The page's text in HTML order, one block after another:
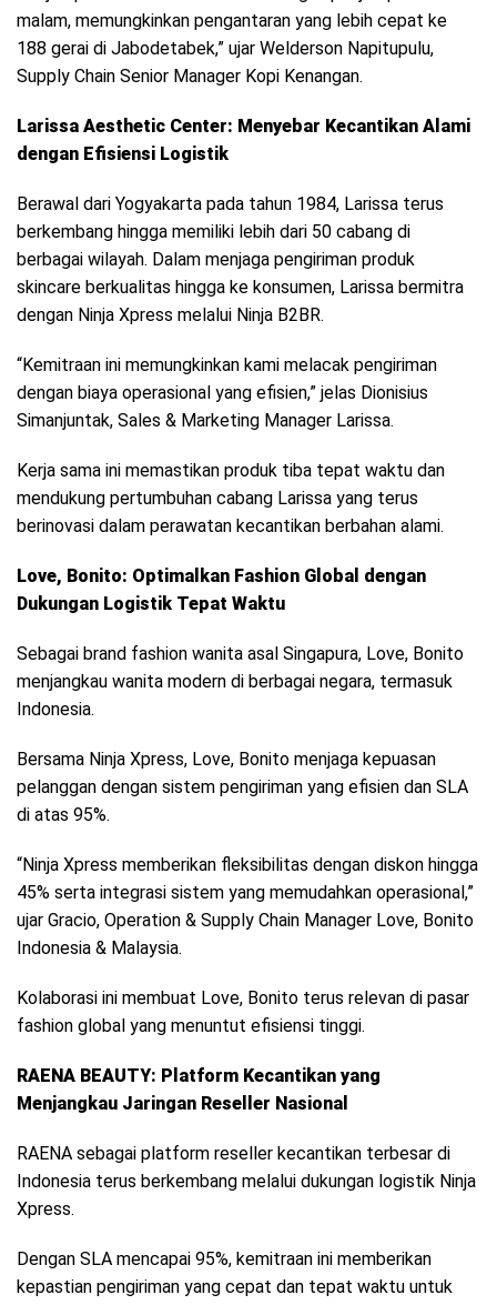
malam, memungkinkan pengantaran yang lebih cepat ke
188 gerai di Jabodetabek,” ujar Welderson Napitupulu,
Supply Chain Senior Manager Kopi Kenangan.
Larissa Aesthetic Center: Menyebar Kecantikan Alami
dengan Efisiensi Logistik
Berawal dari Yogyakarta pada tahun 1984, Larissa terus
berkembang hingga memiliki lebih dari 50 cabang di
berbagai wilayah. Dalam menjaga pengiriman produk
skincare berkualitas hingga ke konsumen, Larissa bermitra
dengan Ninja Xpress melalui Ninja B2BR.
“Kemitraan ini memungkinkan kami melacak pengiriman
dengan biaya operasional yang efisien,” jelas Dionisius
Simanjuntak, Sales & Marketing Manager Larissa.
Kerja sama ini memastikan produk tiba tepat waktu dan
mendukung pertumbuhan cabang Larissa yang terus
berinovasi dalam perawatan kecantikan berbahan alami.
Love, Bonito: Optimalkan Fashion Global dengan
Dukungan Logistik Tepat Waktu
Sebagai brand fashion wanita asal Singapura, Love, Bonito
menjangkau wanita modern di berbagai negara, termasuk
Indonesia.
Bersama Ninja Xpress, Love, Bonito menjaga kepuasan
pelanggan dengan sistem pengiriman yang efisien dan SLA
di atas 95%.
“Ninja Xpress memberikan fleksibilitas dengan diskon hingga
45% serta integrasi sistem yang memudahkan operasional,”
ujar Gracio, Operation & Supply Chain Manager Love, Bonito
Indonesia & Malaysia.
Kolaborasi ini membuat Love, Bonito terus relevan di pasar
fashion global yang menuntut efisiensi tinggi.
RAENA BEAUTY: Platform Kecantikan yang
Menjangkau Jaringan Reseller Nasional
RAENA sebagai platform reseller kecantikan terbesar di
Indonesia terus berkembang melalui dukungan logistik Ninja
Xpress.
Dengan SLA mencapai 95%, kemitraan ini memberikan
kepastian pengiriman yang cepat dan tepat waktu untuk